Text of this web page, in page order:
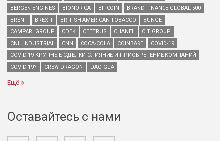
BERGEN ENGINES
BIONORICA BITCOIN
BRAND FINANCE GLOBAL 500
BRENT
BREXIT BRITISH AMERICAN TOBACCO
BUNGE
CAMPARI GROUP
CDEK CEETRUS CHANEL
CITIGROUP
CNH INDUSTRIAL
CNN COCA-COLA COINBASE
COVID-19
COVID-19 КРУПНЫЕ СДЕЛКИ СЛИЯНИЕ И ПРИОБРЕТЕНИЕ КОМПАНИЙ
COVID-19?
CREW DRAGON DAO GDA
Ещё
Оставайтесь с нами